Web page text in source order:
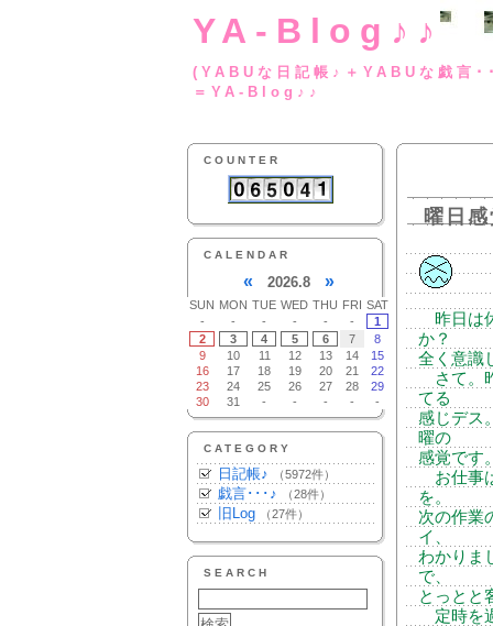
YA-Blog♪♪
(YABUな日記帳♪
＝YA-Blog♪♪
COUNTER
CALENDAR
« 2026.8 »
SUN MON TUE WED THU FRI SAT
-
- - - - -
1
2
3 4 5 6 7
8
9
10 11 12 13 14
15
16
17 18 19 20 21
22
23
24 25 26 27 28
29
30
31 - - - - -
CATEGORY
日記帳♪ （5972件）
戯言･･･♪ （28件）
旧Log （27件）
SEARCH
曜日
昨日は
か？
全く意識
さて。
てる
感じデス
曜の
感覚です
お仕事
を。
次の作業
イ、
わかりま
で、
とっとと
定時を